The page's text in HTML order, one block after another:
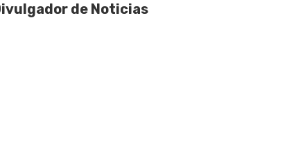
de Noticias